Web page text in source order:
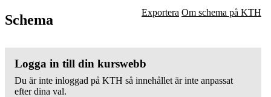
Schema Exportera Om schema på KTH
Logga in till din kurswebb
Du är inte inloggad på KTH så innehållet är inte anpassat
efter dina val.